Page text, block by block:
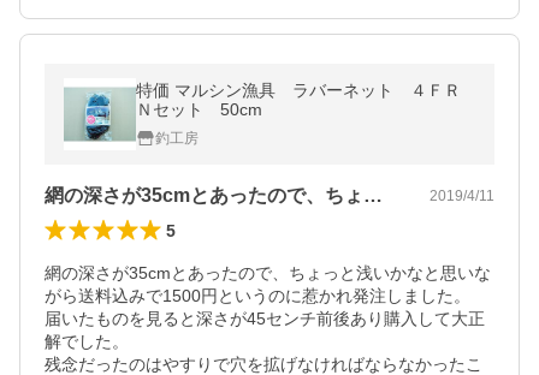
特価 マルシン漁具 ラバーネット ４ＦＲ
Ｎセット 50cm
釣工房
網の深さが35cmとあったので、ちょっ… 2019/4/11
5
網の深さが35cmとあったので、ちょっと浅いかなと思いな
がら送料込みで1500円というのに惹かれ発注しました。
届いたものを見ると深さが45センチ前後あり購入して大正
解でした。
残念だったのはやすりで穴を拡げなければならなかったこ